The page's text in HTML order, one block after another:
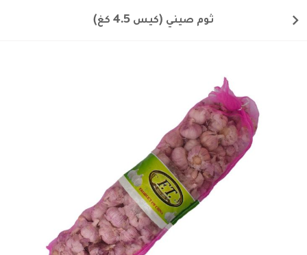
ثوم صيني (كيس 4.5 كغ)